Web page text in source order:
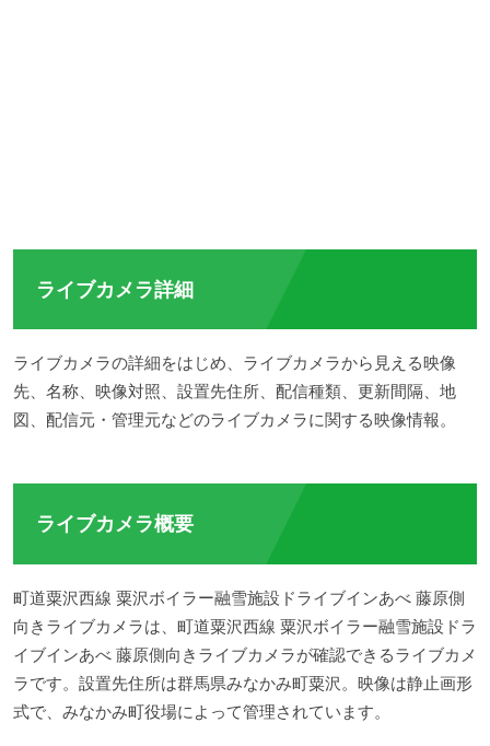
ライブカメラ詳細
ライブカメラの詳細をはじめ、ライブカメラから見える映像
先、名称、映像対照、設置先住所、配信種類、更新間隔、地
図、配信元・管理元などのライブカメラに関する映像情報。
ライブカメラ概要
町道粟沢西線 粟沢ボイラー融雪施設ドライブインあべ 藤原側
向きライブカメラは、町道粟沢西線 粟沢ボイラー融雪施設ドラ
イブインあべ 藤原側向きライブカメラが確認できるライブカメ
ラです。設置先住所は群馬県みなかみ町粟沢。映像は静止画形
式で、みなかみ町役場によって管理されています。